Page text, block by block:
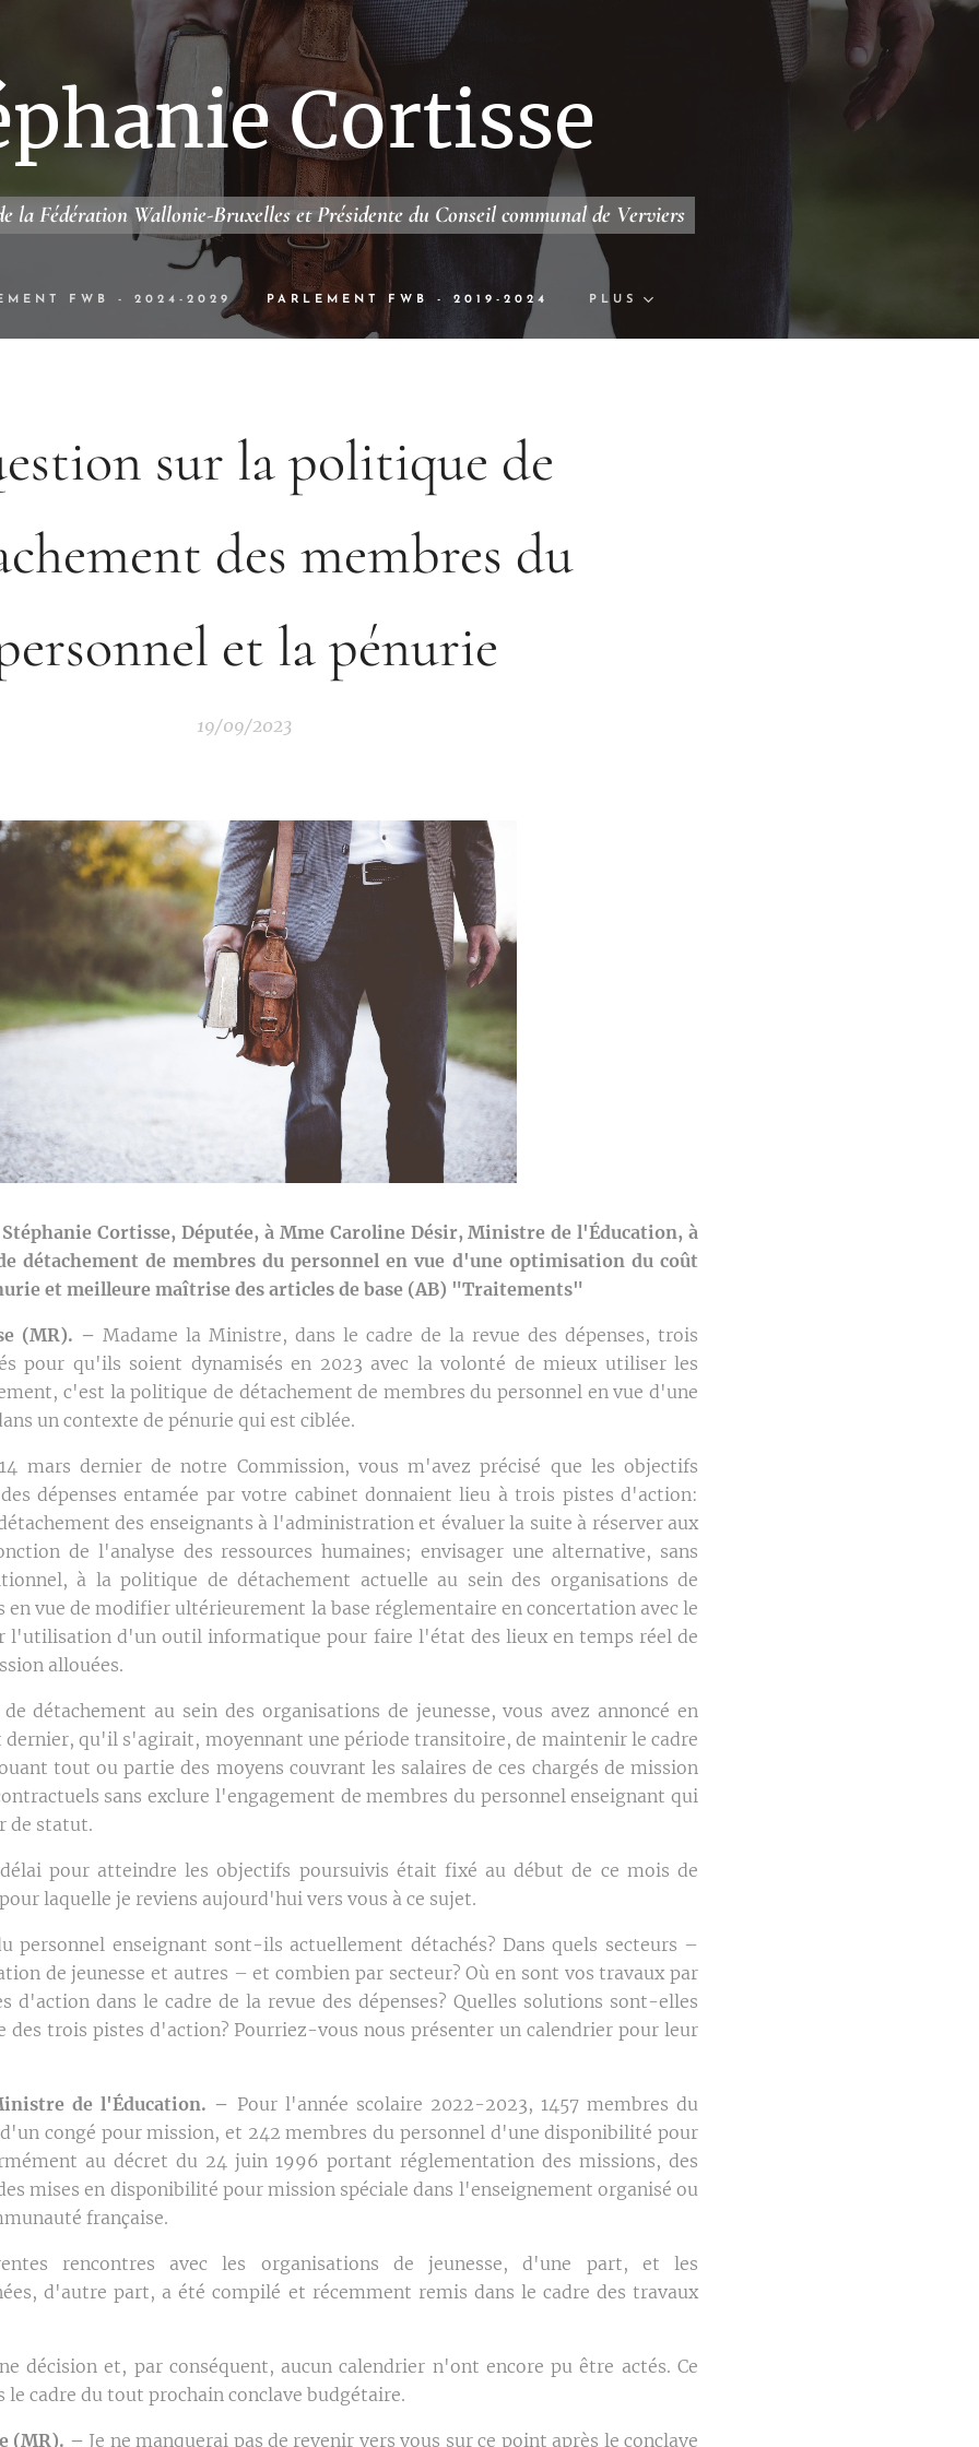
Cortisse
la Fédération Wallonie-Bruxelles et Présidente du Conseil communal de Verviers
FWB - 2024-2029 PARLEMENT FWB - 2019-2024 PLUS
sur la politique de
des membres du
et la pénurie
19/09/2023
Cortisse, Députée, à Mme Caroline Désir, Ministre de l'Éducation, à
détachement de membres du personnel en vue d'une optimisation du coût
et meilleure maîtrise des articles de base (AB) "Traitements"
(MR). – Madame la Ministre, dans le cadre de la revue des dépenses, trois
pour qu'ils soient dynamisés en 2023 avec la volonté de mieux utiliser les
c'est la politique de détachement de membres du personnel en vue d'une
un contexte de pénurie qui est ciblée.
mars dernier de notre Commission, vous m'avez précisé que les objectifs
dépenses entamée par votre cabinet donnaient lieu à trois pistes d'action:
des enseignants à l'administration et évaluer la suite à réserver aux
de l'analyse des ressources humaines; envisager une alternative, sans
à la politique de détachement actuelle au sein des organisations de
en vue de modifier ultérieurement la base réglementaire en concertation avec le
l'utilisation d'un outil informatique pour faire l'état des lieux en temps réel de
allouées.
détachement au sein des organisations de jeunesse, vous avez annoncé en
dernier, qu'il s'agirait, moyennant une période transitoire, de maintenir le cadre
tout ou partie des moyens couvrant les salaires de ces chargés de mission
sans exclure l'engagement de membres du personnel enseignant qui
de statut.
pour atteindre les objectifs poursuivis était fixé au début de ce mois de
laquelle je reviens aujourd'hui vers vous à ce sujet.
personnel enseignant sont-ils actuellement détachés? Dans quels secteurs –
de jeunesse et autres – et combien par secteur? Où en sont vos travaux par
d'action dans le cadre de la revue des dépenses? Quelles solutions sont-elles
des trois pistes d'action? Pourriez-vous nous présenter un calendrier pour leur
de l'Éducation. – Pour l'année scolaire 2022-2023, 1457 membres du
congé pour mission, et 242 membres du personnel d'une disponibilité pour
au décret du 24 juin 1996 portant réglementation des missions, des
mises en disponibilité pour mission spéciale dans l'enseignement organisé ou
française.
rencontres avec les organisations de jeunesse, d'une part, et les
d'autre part, a été compilé et récemment remis dans le cadre des travaux
décision et, par conséquent, aucun calendrier n'ont encore pu être actés. Ce
le cadre du tout prochain conclave budgétaire.
(MR). – Je ne manquerai pas de revenir vers vous sur ce point après le conclave